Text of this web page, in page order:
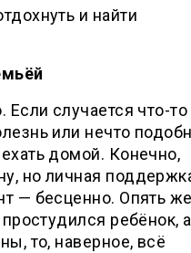
и найти
случается что-то
или нечто
домой. Конечно,
но личная
— бесценно. Опять
ребёнок,
то, наверное, всё